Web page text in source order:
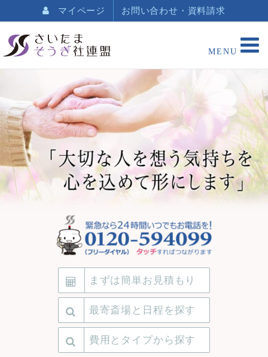
マイページ お問い合わせ・資料請求
まずは簡単お見積もり
最寄斎場と日程を探す
費用とタイプから探す